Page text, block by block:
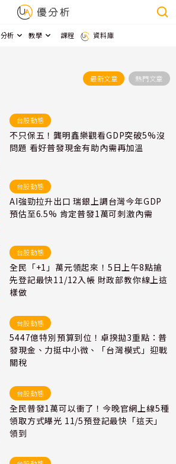
分析 教學 課程 資料庫
最新文章 熱門文章
台股動態
不只保五！龔明鑫樂觀看GDP突破5%沒
問題 看好普發現金有助內需再加溫
台股動態
AI強勁拉升出口 瑞銀上調台灣今年GDP
預估至6.5% 肯定普發1萬可刺激內需
台股動態
全民「+1」萬元領起來！5日上午8點搶
先登記最快11/12入帳 財政部教你線上這
樣做
台股動態
5447億特別預算到位！卓揆拋3重點：普
發現金、力挺中小微、「台灣模式」迎戰
關稅
台股動態
全民普發1萬可以衝了！今晚官網上線5種
領取方式曝光 11/5預登記最快「這天」
領到